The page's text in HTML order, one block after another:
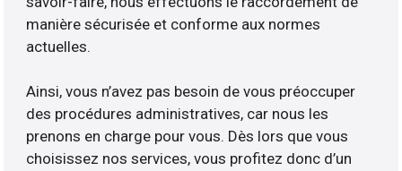
manière sécurisée et conforme aux normes
actuelles.
Ainsi, vous n’avez pas besoin de vous préoccuper
des procédures administratives, car nous les
prenons en charge pour vous. Dès lors que vous
choisissez nos services, vous profitez donc d’un